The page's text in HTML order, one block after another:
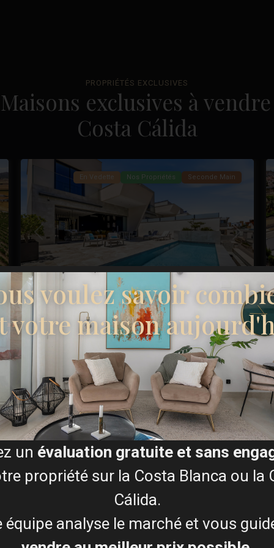
PROPRIÉTÉS EXCLUSIVES
exclusives à
Costa Cálida
Marquesa
Golf,
Précédent Suivant
En Vedette Nos Propriétés Seconde Main
€ 729.000
Villa avec vue panoramique à Ciudad
Quesada – EE12938
Chambres :3 Salles de bains : Taille: Parcelle:
Runar Wilhelmsen
voulez savoir
votre maison
un évaluation gratuite et sans
propriété sur la Costa Blanca ou la
Cálida.
équipe analyse le marché et vous